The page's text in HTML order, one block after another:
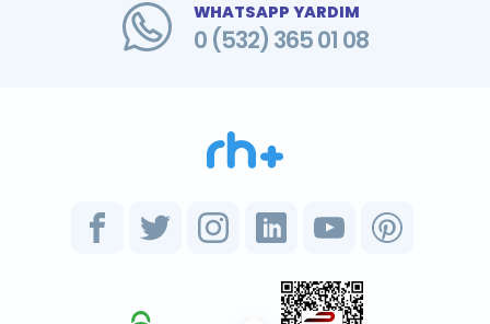
WHATSAPP YARDIM
0 (532) 365 01 08